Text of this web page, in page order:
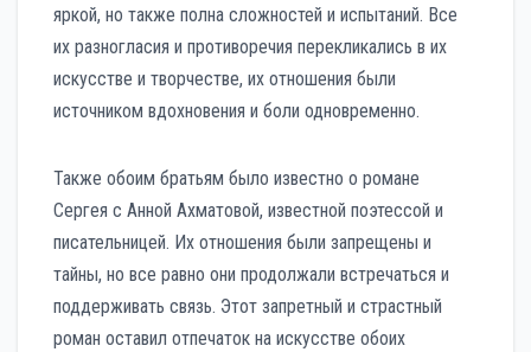
яркой, но также полна сложностей и испытаний. Все
их разногласия и противоречия перекликались в их
искусстве и творчестве, их отношения были
источником вдохновения и боли одновременно.
Также обоим братьям было известно о романе
Сергея с Анной Ахматовой, известной поэтессой и
писательницей. Их отношения были запрещены и
тайны, но все равно они продолжали встречаться и
поддерживать связь. Этот запретный и страстный
роман оставил отпечаток на искусстве обоих